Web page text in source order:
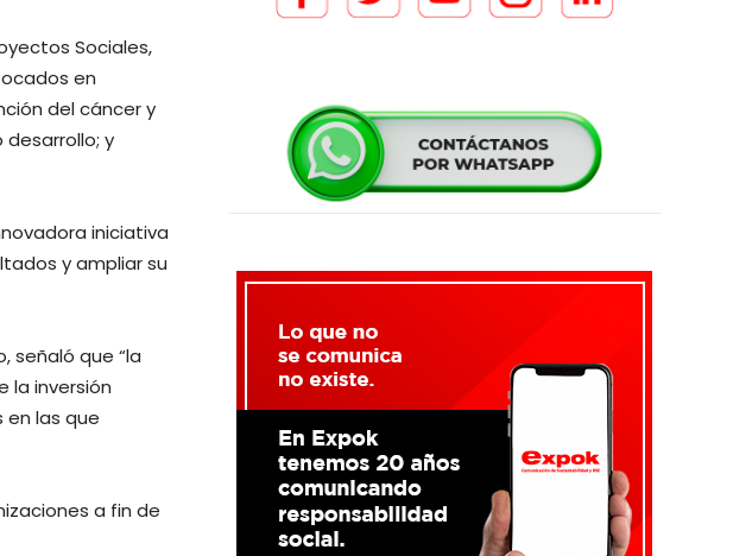
Sociales,
en
del cáncer y
y
iniciativa
y ampliar su
señaló que “la
la inversión
las que
a fin de